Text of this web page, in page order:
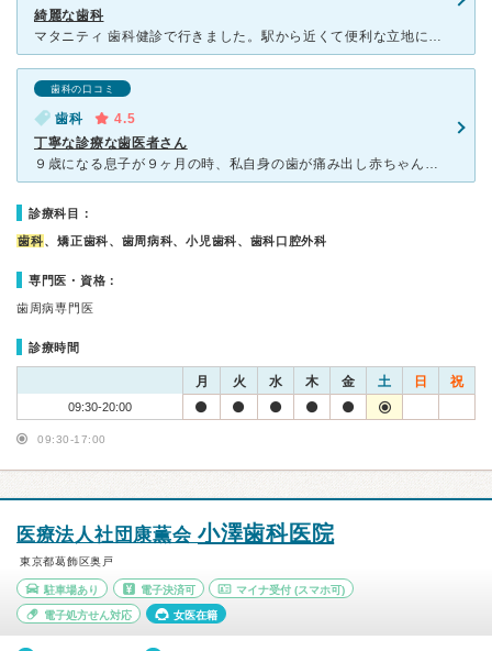
綺麗な歯科
マタニティ 歯科健診で行きました。駅から近くて便利な立地にあります。院内はマンションのモデルルームのように綺麗でした。歯科衛生士さんに診ていただいたのですが、とても感じが良く、親切にお話をしてください
歯科の口コミ
歯科
4.5
丁寧な診療な歯医者さん
９歳になる息子が９ヶ月の時、私自身の歯が痛み出し赤ちゃん連れでも大丈夫な歯医者さんをさがして氏家歯科に。診療中は別の部屋で動き盛りの子供を見ててくれてとても助かりましたし安心しました。それから主人も息
診療科目：
歯科、矯正歯科、歯周病科、小児歯科、歯科口腔外科
専門医・資格：
歯周病専門医
診療時間
月 火 水 木 金 土 日 祝
09:30-20:00
09:30-17:00
医療法人社団康薫会 小澤歯科医院
東京都葛飾区奥戸
駐車場あり 電子決済可 マイナ受付 (スマホ可)
電子処方せん対応 女医在籍